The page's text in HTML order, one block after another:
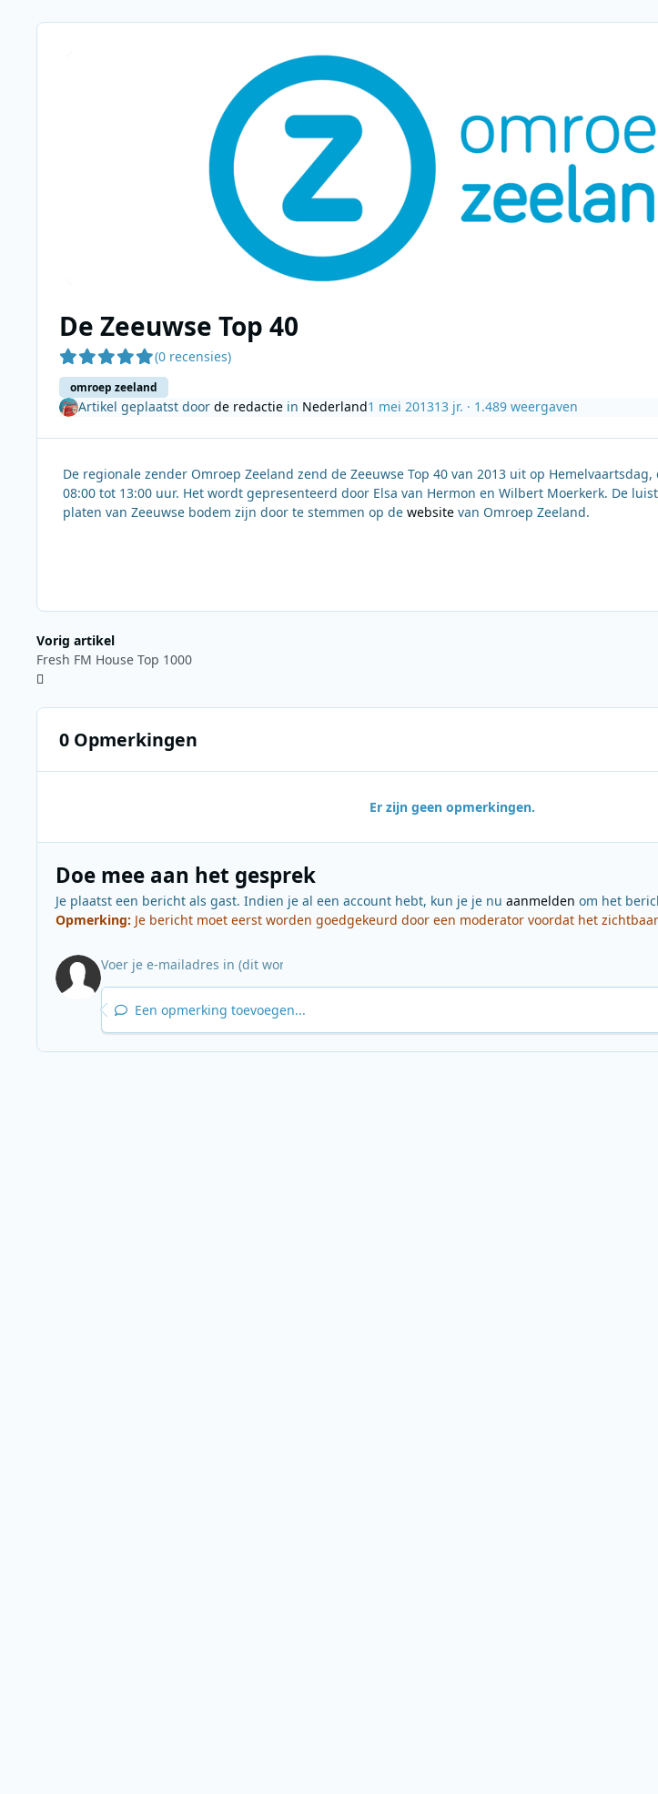
De Zeeuwse Top 40
(0 recensies)
omroep zeeland
Artikel geplaatst door de redactiein Nederland1 mei 201313 jr. · 1.489 weergaven
De regionale zender Omroep Zeeland zend de Zeeuwse Top 40 van 2013 uit op
08:00 tot 13:00 uur. Het wordt gepresenteerd door Elsa van Hermon en Wilbert Moerkerk. De
platen van Zeeuwse bodem zijn door te stemmen op de website van Omroep Zeeland.
Vorig artikel
Fresh FM House Top 1000
0 Opmerkingen
Er zijn geen opmerkingen.
Doe mee aan het gesprek
Je plaatst een bericht als gast. Indien je al een account hebt, kun je je nu aanmelden om het
Opmerking: Je bericht moet eerst worden goedgekeurd door een moderator voordat het
Een opmerking toevoegen...